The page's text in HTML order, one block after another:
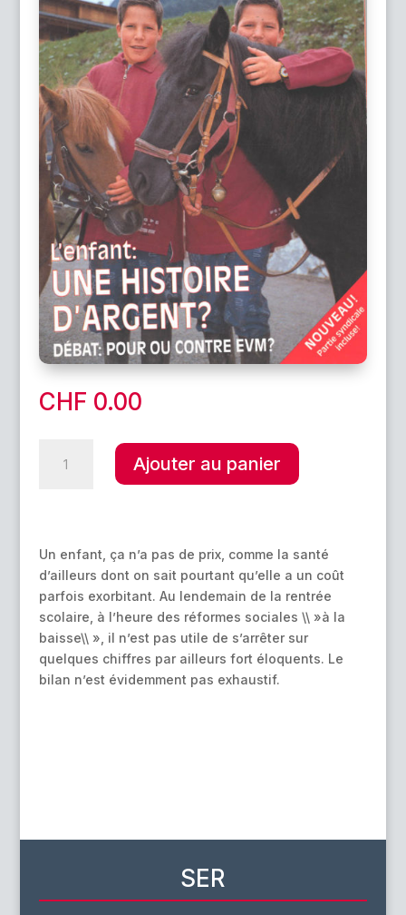
CHF 0.00
histoire
d'argent
?
Ajouter au panier
A
n
a
t
i
v
e
Un enfant, ça n’a pas de prix, comme la santé
d’ailleurs dont on sait pourtant qu’elle a un coût
parfois exorbitant. Au lendemain de la rentrée
scolaire, à l’heure des réformes sociales \\ »à la
baisse\\ », il n’est pas utile de s’arrêter sur
quelques chiffres par ailleurs fort éloquents. Le
bilan n’est évidemment pas exhaustif.
SER